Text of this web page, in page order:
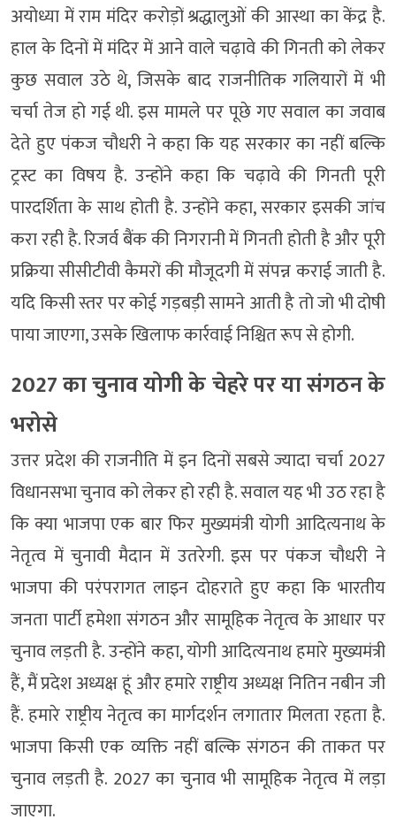
अयोध्या में राम मंदिर करोड़ों श्रद्धालुओं की आस्था का केंद्र है.
हाल के दिनों में मंदिर में आने वाले चढ़ावे की गिनती को लेकर
कुछ सवाल उठे थे, जिसके बाद राजनीतिक गलियारों में भी
चर्चा तेज हो गई थी. इस मामले पर पूछे गए सवाल का जवाब
देते हुए पंकज चौधरी ने कहा कि यह सरकार का नहीं बल्कि
ट्रस्ट का विषय है. उन्होंने कहा कि चढ़ावे की गिनती पूरी
पारदर्शिता के साथ होती है. उन्होंने कहा, सरकार इसकी जांच
करा रही है. रिजर्व बैंक की निगरानी में गिनती होती है और पूरी
प्रक्रिया सीसीटीवी कैमरों की मौजूदगी में संपन्न कराई जाती है.
यदि किसी स्तर पर कोई गड़बड़ी सामने आती है तो जो भी दोषी
पाया जाएगा, उसके खिलाफ कार्रवाई निश्चित रूप से होगी.
2027 का चुनाव योगी के चेहरे पर या संगठन के
भरोसे
उत्तर प्रदेश की राजनीति में इन दिनों सबसे ज्यादा चर्चा 2027
विधानसभा चुनाव को लेकर हो रही है. सवाल यह भी उठ रहा है
कि क्या भाजपा एक बार फिर मुख्यमंत्री योगी आदित्यनाथ के
नेतृत्व में चुनावी मैदान में उतरेगी. इस पर पंकज चौधरी ने
भाजपा की परंपरागत लाइन दोहराते हुए कहा कि भारतीय
जनता पार्टी हमेशा संगठन और सामूहिक नेतृत्व के आधार पर
चुनाव लड़ती है. उन्होंने कहा, योगी आदित्यनाथ हमारे मुख्यमंत्री
हैं, मैं प्रदेश अध्यक्ष हूं और हमारे राष्ट्रीय अध्यक्ष नितिन नबीन जी
हैं. हमारे राष्ट्रीय नेतृत्व का मार्गदर्शन लगातार मिलता रहता है.
भाजपा किसी एक व्यक्ति नहीं बल्कि संगठन की ताकत पर
चुनाव लड़ती है. 2027 का चुनाव भी सामूहिक नेतृत्व में लड़ा
जाएगा.